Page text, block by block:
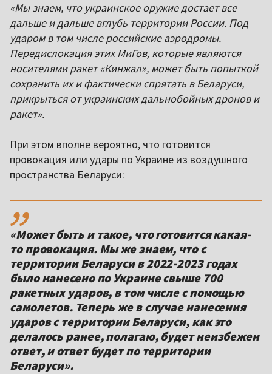
«Мы знаем, что украинское оружие достает все
дальше и дальше вглубь территории России. Под
ударом в том числе российские аэродромы.
Передислокация этих МиГов, которые являются
носителями ракет «Кинжал», может быть попыткой
сохранить их и фактически спрятать в Беларуси,
прикрыться от украинских дальнобойных дронов и
ракет».
При этом вполне вероятно, что готовится
провокация или удары по Украине из воздушного
пространства Беларуси:
,,
«Может быть и такое, что готовится какая-
то провокация. Мы же знаем, что с
территории Беларуси в 2022-2023 годах
было нанесено по Украине свыше 700
ракетных ударов, в том числе с помощью
самолетов. Теперь же в случае нанесения
ударов с территории Беларуси, как это
делалось ранее, полагаю, будет неизбежен
ответ, и ответ будет по территории
Беларуси».